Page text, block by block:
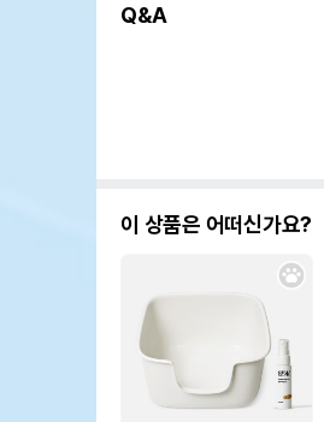
Q&A
이 상품은 어떠신가요?